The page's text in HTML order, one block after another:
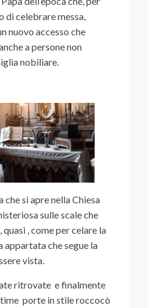
di celebrare messa,
nuovo accesso che
a persone non
nobiliare.
che si apre nella Chiesa
sulle scale che
, come per celare la
appartata che segue la
vista.
ritrovate e finalmente
porte in stile roccocò